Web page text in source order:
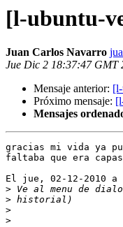
[l-ubuntu-
Juan Carlos Navarro
Jue Dic 2 18:37:47 GMT
Mensaje anterior:
Próximo mensaje:
Mensajes
gracias mi vida ya
faltaba que era
El jue, 02-12-2010 a
>
>
>
>